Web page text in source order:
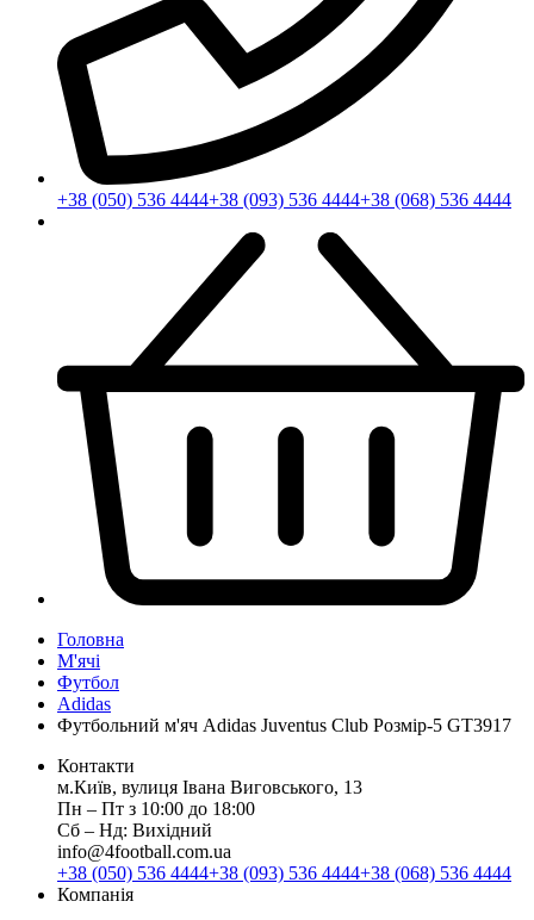
+38 (050) 536 4444+38 (093) 536 4444+38 (068) 536 4444
Головна
М'ячі
Футбол
Adidas
Футбольний м'яч Adidas Juventus Club Розмір-5 GT3917
Контакти
м.Київ, вулиця Івана Виговського, 13
Пн ‒ Пт з 10:00 до 18:00
Сб ‒ Нд: Вихідний
info@4football.com.ua
+38 (050) 536 4444+38 (093) 536 4444+38 (068) 536 4444
Компанія